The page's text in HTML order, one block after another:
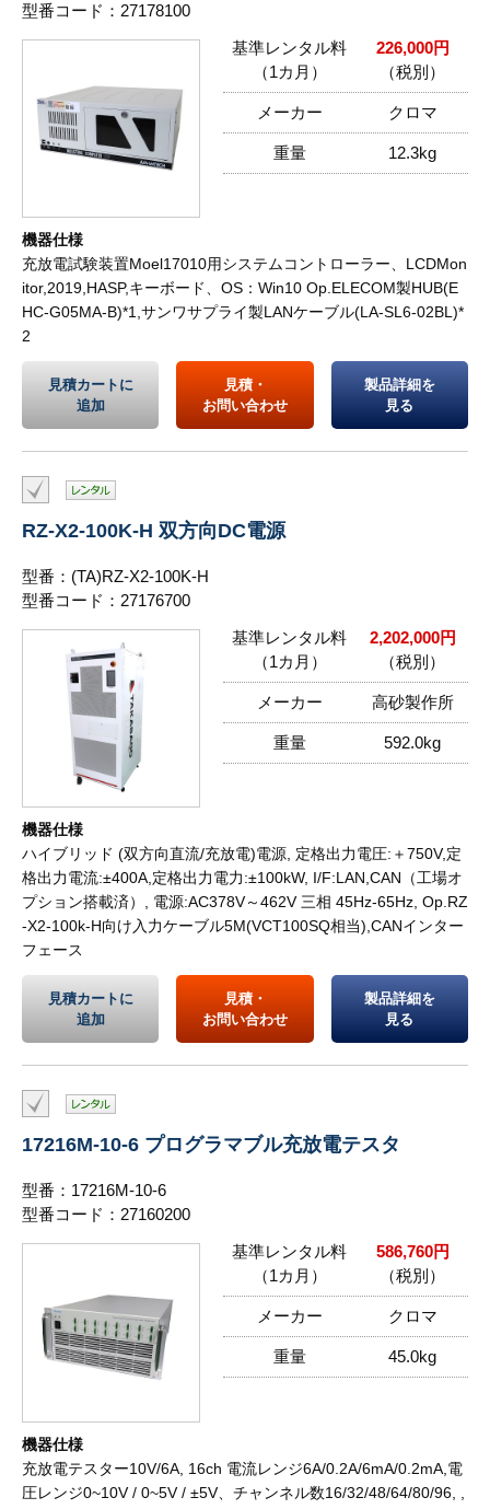
型番コード：27178100
基準レンタル料
（1カ月）
226,000円
（税別）
メーカー クロマ
重量 12.3kg
機器仕様
充放電試験装置Moel17010用システムコントローラー、LCDMon
itor,2019,HASP,キーボード、OS：Win10 Op.ELECOM製HUB(E
HC-G05MA-B)*1,サンワサプライ製LANケーブル(LA-SL6-02BL)*
2
見積カートに
追加
見積・
お問い合わせ
製品詳細を
見る
RZ-X2-100K-H 双方向DC電源
型番：(TA)RZ-X2-100K-H
型番コード：27176700
基準レンタル料
（1カ月）
2,202,000円
（税別）
メーカー 高砂製作所
重量 592.0kg
機器仕様
ハイブリッド (双方向直流/充放電)電源, 定格出力電圧:＋750V,定
格出力電流:±400A,定格出力電力:±100kW, I/F:LAN,CAN（工場オ
プション搭載済）, 電源:AC378V～462V 三相 45Hz-65Hz, Op.RZ
-X2-100k-H向け入力ケーブル5M(VCT100SQ相当),CANインター
フェース
見積カートに
追加
見積・
お問い合わせ
製品詳細を
見る
17216M-10-6 プログラマブル充放電テスタ
型番：17216M-10-6
型番コード：27160200
基準レンタル料
（1カ月）
586,760円
（税別）
メーカー クロマ
重量 45.0kg
機器仕様
充放電テスター10V/6A, 16ch 電流レンジ6A/0.2A/6mA/0.2mA,電
圧レンジ0~10V / 0~5V / ±5V、チャンネル数16/32/48/64/80/96, ,